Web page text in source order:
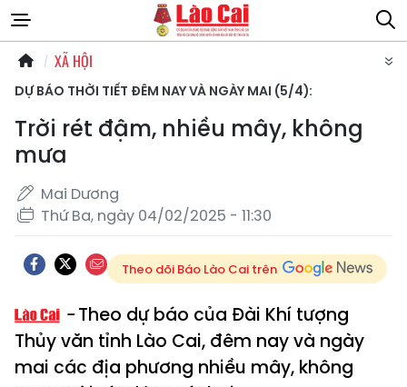
XÃ HỘI
DỰ BÁO THỜI TIẾT ĐÊM NAY VÀ NGÀY MAI (5/4):
Trời rét đậm, nhiều mây, không
mưa
Mai Dương
Thứ Ba, ngày 04/02/2025 - 11:30
Theo dõi Báo Lào Cai trên
Theo dự báo của Đài Khí tượng
Thủy văn tỉnh Lào Cai, đêm nay và ngày
mai các địa phương nhiều mây, không